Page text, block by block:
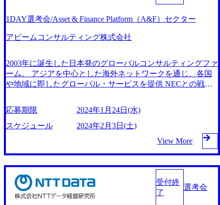
どの外資系投資銀行出身者、PEファンド、BCGなど外資系
戦略コンサルティングファーム出身者などが優秀な方が在籍
業経営、という特殊なcareer構築が可能です。 採用活動強化
た。 当日は一次兼二次面接（60分）1回の面接で合否をお出
しします。 ※書類選考通過後のご案内となります 2024年1月
31日(水) 18:00～18:45 人事による会社説明 18:45～19:45
面接（第一グループ） 19:45～20:45 面接（第二グループ 20
点から経営支援に直結する情シス支援、業務改革に携わって
わり」ではなく、クライアントにとって本当に解決すべき業
務課題や経営課題を抽出し、最適な仕組みを提供しておりま
す。 また並行して業務改革を行います。 クライアント企業
立ち位置で、クライアント企業に伴走します。 【業務内
容】 ・要件定義から設計、開発・テスト・導入までの開発
・業務変革（サプライチェーン＆ロジスティクス） ・DXに
おけるX主導のBPRコンサルティング ・IT/DX戦略立案 ・I
1DAY選考会/Asset & Finance Platform（A&F）セクター
アビームコンサルティング株式会社
2003年に誕生した日本発のグローバルコンサルティングファ
ーム。 アジアを中心とした海外ネットワークを通じ、各国
や地域に即したグローバル・サービスを提供 NECとの戦略
略、業務改革、IT、組織・人事、アウトソーシングなどの専
門知識と、豊富な経験を持つ 約6,000名を超えるプロフェッ
ショナルを有し、コンサルティングサービスを提供する # 組
織について 我々は、ビジネス×テクノロジー力を駆使し、社
会やクライアントをLeapさせるプロフェッショナルチームで
す。テクノロジーを活用した新しいビジネス価値デザインか
ら、それを実現するための構想策定/アーキテクチャデザイ
ン、その実現（業務・システム設計、構築まで）をワンスト
ップでサービス提供を行っています。 ・コンサルタント(金
融プラットフォーム) ・コンサルタント(金融プラットフォー
応募期限
2024年1月24日(水)
スケジュール
2024年2月3日(土)
View More
受付終
了
選考会